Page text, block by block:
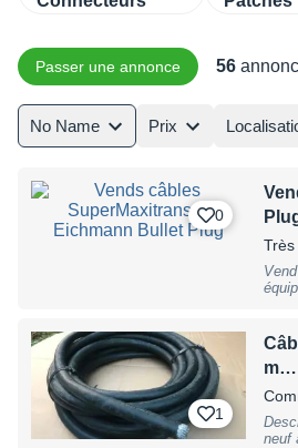
Passer une annonce 56
No Name Prix
0
1
m…
Description 1 longueur de 11
neuf